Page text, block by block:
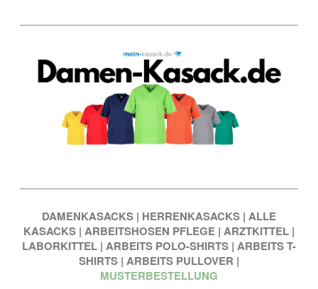
DAMENKASACKS | HERRENKASACKS | ALLE
KASACKS | ARBEITSHOSEN PFLEGE | ARZTKITTEL |
LABORKITTEL | ARBEITS POLO-SHIRTS | ARBEITS T-
SHIRTS | ARBEITS PULLOVER |
MUSTERBESTELLUNG